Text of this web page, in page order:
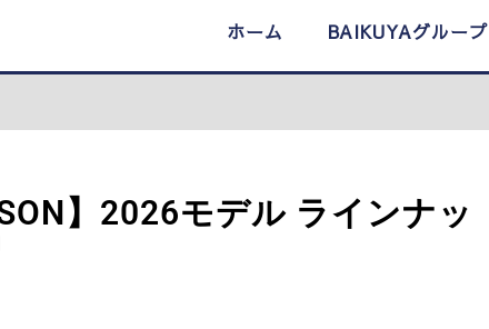
ホーム BAIKUYAグループ
】2026モデル ラインナッ